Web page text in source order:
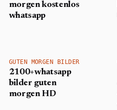
morgen kostenlos
whatsapp
GUTEN MORGEN BILDER
2100+whatsapp
bilder guten
morgen HD